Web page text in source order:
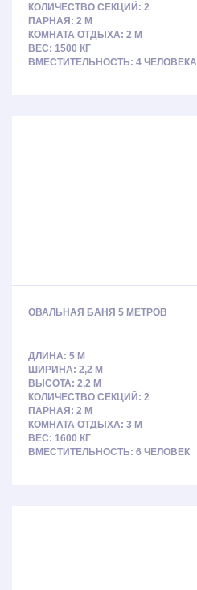
КОЛИЧЕСТВО СЕКЦИЙ: 2
ПАРНАЯ: 2 М
КОМНАТА ОТДЫХА: 2 М
ВЕС: 1500 КГ
ВМЕСТИТЕЛЬНОСТЬ: 4 ЧЕЛОВЕКА
ОВАЛЬНАЯ БАНЯ 5 МЕТРОВ
ДЛИНА: 5 М
ШИРИНА: 2,2 М
ВЫСОТА: 2,2 М
КОЛИЧЕСТВО СЕКЦИЙ: 2
ПАРНАЯ: 2 М
КОМНАТА ОТДЫХА: 3 М
ВЕС: 1600 КГ
ВМЕСТИТЕЛЬНОСТЬ: 6 ЧЕЛОВЕК